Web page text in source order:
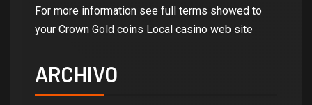
For more information see full terms showed to
your Crown Gold coins Local casino web site
ARCHIVO